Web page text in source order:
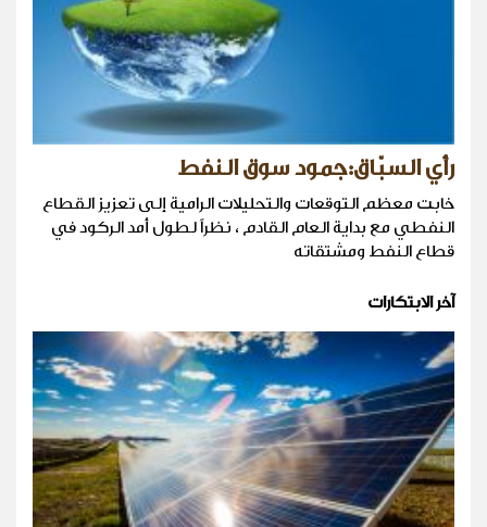
رأي السبّاق:جمود سوق النفط
خابت معظم التوقعات والتحليلات الرامية إلى تعزيز القطاع
النفطي مع بداية العام القادم ، نظراً لطول أمد الركود في
قطاع النفط ومشتقاته
آخر الابتكارات